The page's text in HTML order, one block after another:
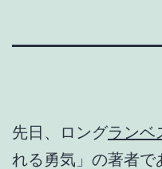
先日、ロングランベ
れる勇気」の著者で